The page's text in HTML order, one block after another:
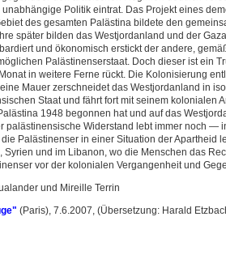
unabhängige Politik eintrat. Das Projekt eines
des gesamten Palästina bildete den
später bilden das Westjordanland und der
und ökonomisch erstickt der andere,
Palästinenserstaat. Doch dieser ist ein
in weitere Ferne rückt. Die Kolonisierung
Mauer zerschneidet das Westjordanland in
Staat und fährt fort mit seinem kolonialen
1948 begonnen hat und auf das
palästinensische Widerstand lebt immer noch —
Palästinenser in einer Situation der Apartheid
Syrien und im Libanon, wo die Menschen das
vor der kolonialen Vergangenheit und
und Mireille Terrin
(Paris), 7.6.2007, (Übersetzung: Harald